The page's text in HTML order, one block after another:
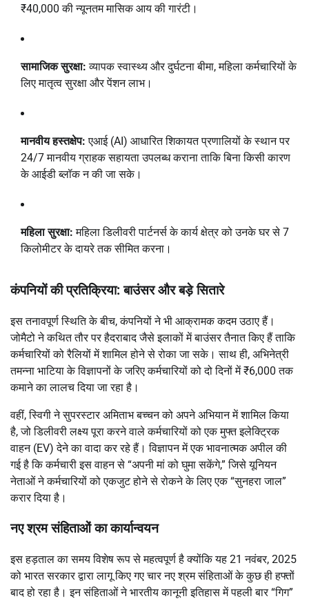
₹40,000 की न्यूनतम मासिक आय की गारंटी।
सामाजिक सुरक्षा: व्यापक स्वास्थ्य और दुर्घटना बीमा, महिला कर्मचारियों के
लिए मातृत्व सुरक्षा और पेंशन लाभ।
मानवीय हस्तक्षेप: एआई (AI) आधारित शिकायत प्रणालियों के स्थान पर
24/7 मानवीय ग्राहक सहायता उपलब्ध कराना ताकि बिना किसी कारण
के आईडी ब्लॉक न की जा सके।
महिला सुरक्षा: महिला डिलीवरी पार्टनर्स के कार्य क्षेत्र को उनके घर से 7
किलोमीटर के दायरे तक सीमित करना।
कंपनियों की प्रतिक्रिया: बाउंसर और बड़े सितारे
इस तनावपूर्ण स्थिति के बीच, कंपनियों ने भी आक्रामक कदम उठाए हैं।
जोमैटो ने कथित तौर पर हैदराबाद जैसे इलाकों में बाउंसर तैनात किए हैं ताकि
कर्मचारियों को रैलियों में शामिल होने से रोका जा सके। साथ ही, अभिनेत्री
तमन्ना भाटिया के विज्ञापनों के जरिए कर्मचारियों को दो दिनों में ₹6,000 तक
कमाने का लालच दिया जा रहा है।
वहीं, स्विगी ने सुपरस्टार अमिताभ बच्चन को अपने अभियान में शामिल किया
है, जो डिलीवरी लक्ष्य पूरा करने वाले कर्मचारियों को एक मुफ्त इलेक्ट्रिक
वाहन (EV) देने का वादा कर रहे हैं। विज्ञापन में एक भावनात्मक अपील की
गई है कि कर्मचारी इस वाहन से “अपनी मां को घुमा सकेंगे,” जिसे यूनियन
नेताओं ने कर्मचारियों को एकजुट होने से रोकने के लिए एक “सुनहरा जाल”
करार दिया है।
नए श्रम संहिताओं का कार्यान्वयन
इस हड़ताल का समय विशेष रूप से महत्वपूर्ण है क्योंकि यह 21 नवंबर, 2025
को भारत सरकार द्वारा लागू किए गए चार नए श्रम संहिताओं के कुछ ही हफ्तों
बाद हो रहा है। इन संहिताओं ने भारतीय कानूनी इतिहास में पहली बार “गिग”